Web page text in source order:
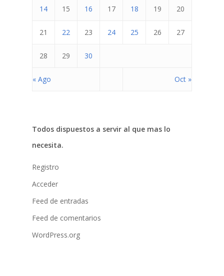
« Ago Oct »
14 15 16 17 18 19 20
21 22 23 24 25 26 27
28 29 30
Todos dispuestos a servir al que mas lo
necesita.
Registro
Acceder
Feed de entradas
Feed de comentarios
WordPress.org
Inicio
Quienes Somos
Adopta un Abuelo
Cepudito
Contacto